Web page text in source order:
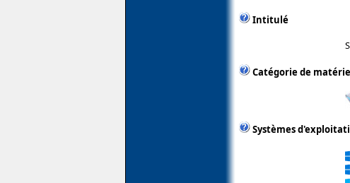
Intitulé
Catégorie de
Systèmes